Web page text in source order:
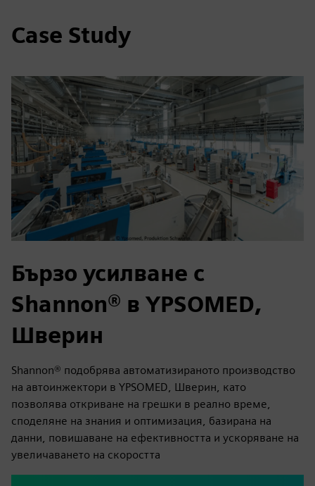
Case Study
Бързо усилване с
Shannon® в YPSOMED,
Шверин
Shannon® подобрява автоматизираното производство
на автоинжектори в YPSOMED, Шверин, като
позволява откриване на грешки в реално време,
споделяне на знания и оптимизация, базирана на
данни, повишаване на ефективността и ускоряване на
увеличаването на скоростта